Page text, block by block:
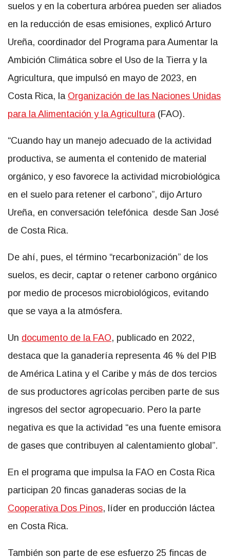
suelos y en la cobertura arbórea pueden ser aliados
en la reducción de esas emisiones, explicó Arturo
Ureña, coordinador del Programa para Aumentar la
Ambición Climática sobre el Uso de la Tierra y la
Agricultura, que impulsó en mayo de 2023, en
Costa Rica, la Organización de las Naciones Unidas
para la Alimentación y la Agricultura (FAO).
“Cuando hay un manejo adecuado de la actividad
productiva, se aumenta el contenido de material
orgánico, y eso favorece la actividad microbiológica
en el suelo para retener el carbono”, dijo Arturo
Ureña, en conversación telefónica desde San José
de Costa Rica.
De ahí, pues, el término “recarbonización” de los
suelos, es decir, captar o retener carbono orgánico
por medio de procesos microbiológicos, evitando
que se vaya a la atmósfera.
Un documento de la FAO, publicado en 2022,
destaca que la ganadería representa 46 % del PIB
de América Latina y el Caribe y más de dos tercios
de sus productores agrícolas perciben parte de sus
ingresos del sector agropecuario. Pero la parte
negativa es que la actividad “es una fuente emisora
de gases que contribuyen al calentamiento global”.
En el programa que impulsa la FAO en Costa Rica
participan 20 fincas ganaderas socias de la
Cooperativa Dos Pinos, líder en producción láctea
en Costa Rica.
También son parte de ese esfuerzo 25 fincas de